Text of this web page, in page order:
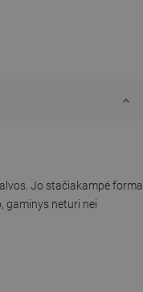
Jo stačiakampė forma
gaminys neturi nei